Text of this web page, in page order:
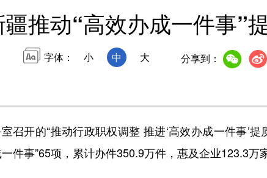
疆推动“高效办成一件事”
字体： 小 中 大 分享到：
开的“推动行政职权调整 推进‘高效办成一件事’提
件事”65项，累计办件350.9万件，惠及企业123.3万